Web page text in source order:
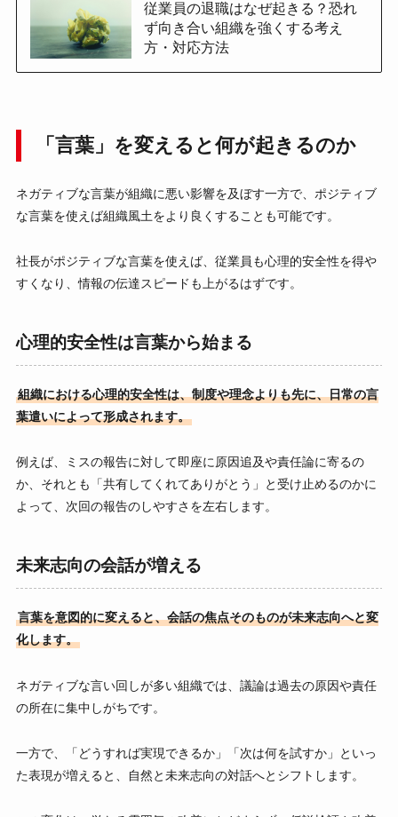
従業員の退職はなぜ起きる？恐れ
ず向き合い組織を強くする考え
方・対応方法
「言葉」を変えると何が起きるのか
ネガティブな言葉が組織に悪い影響を及ぼす一方で、ポジティブ
な言葉を使えば組織風土をより良くすることも可能です。
社長がポジティブな言葉を使えば、従業員も心理的安全性を得や
すくなり、情報の伝達スピードも上がるはずです。
心理的安全性は言葉から始まる
組織における心理的安全性は、制度や理念よりも先に、日常の言
葉遣いによって形成されます。
例えば、ミスの報告に対して即座に原因追及や責任論に寄るの
か、それとも「共有してくれてありがとう」と受け止めるのかに
よって、次回の報告のしやすさを左右します。
未来志向の会話が増える
言葉を意図的に変えると、会話の焦点そのものが未来志向へと変
化します。
ネガティブな言い回しが多い組織では、議論は過去の原因や責任
の所在に集中しがちです。
一方で、「どうすれば実現できるか」「次は何を試すか」といっ
た表現が増えると、自然と未来志向の対話へとシフトします。